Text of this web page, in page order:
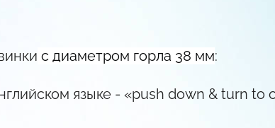
с диаметром горла 38 мм:
языке - «push down & turn to